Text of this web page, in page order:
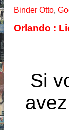
Binder Otto,
Orlando :
Si